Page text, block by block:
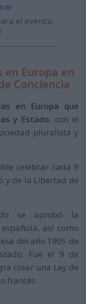
el evento
en Europa en
Conciencia
en Europa que
y Estado, con el
pluralista y
celebrar cada 9
y de la Libertad de
se aprobó la
así como
del año 1905 de
Fue el 9 de
crear una Ley de
francés.